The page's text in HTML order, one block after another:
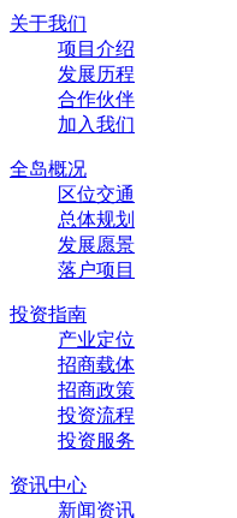
关于我们
项目介绍
发展历程
合作伙伴
加入我们
全岛概况
区位交通
总体规划
发展愿景
落户项目
投资指南
产业定位
招商载体
招商政策
投资流程
投资服务
资讯中心
新闻资讯